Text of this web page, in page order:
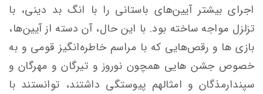
اجرای بيشتر‌ آيين‌های باستانی را با انگ بد‌ دينی، با
تزلزل‌ مواجه ساخته بود. با اين حال، آن دسته از آيين‌ها،
بازی ها و رقص‌هايی كه با مراسم‌ خاطره‌انگيز قومی و به
خصوص جشن هایی همچون نوروز و تیرگان و مهرگان و
سپندارمذگان و امثالهم پيوستگی‌ داشتند، توانستند با